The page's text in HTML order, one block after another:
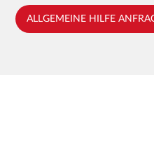
ALLGEMEINE HILFE